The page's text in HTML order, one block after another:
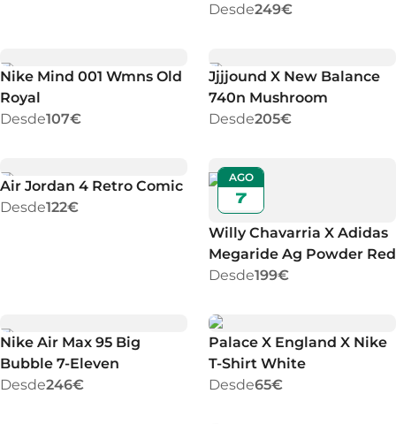
Desde249€
Nike Mind 001 Wmns Old
Royal
Desde107€
Jjjjound X New Balance
740n Mushroom
Desde205€
Air Jordan 4 Retro Comic
Desde122€
AGO
7
Willy Chavarria X Adidas
Megaride Ag Powder Red
Desde199€
Nike Air Max 95 Big
Bubble 7-Eleven
Desde246€
Palace X England X Nike
T-Shirt White
Desde65€